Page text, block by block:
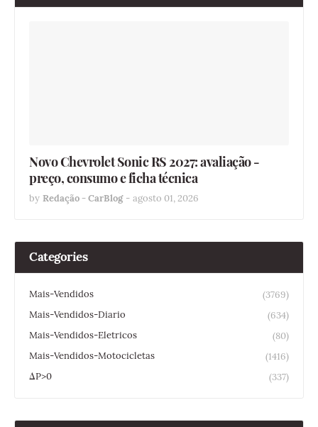
Novo Chevrolet Sonic RS 2027: avaliação -
preço, consumo e ficha técnica
by Redação - CarBlog - agosto 01, 2026
Categories
Mais-Vendidos
(3769)
Mais-Vendidos-Diario
(634)
Mais-Vendidos-Eletricos
(80)
Mais-Vendidos-Motocicletas
(1416)
ΔP>0
(337)